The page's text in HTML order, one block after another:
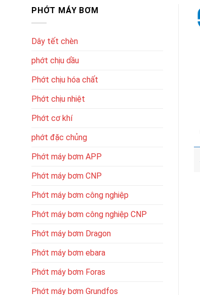
PHỚT MÁY BƠM
Dây tết chèn
phớt chịu dầu
Phớt chịu hóa chất
Phớt chịu nhiệt
Phớt cơ khí
phớt đặc chủng
Phớt máy bơm APP
Phớt máy bơm CNP
Phớt máy bơm công nghiệp
Phớt máy bơm công nghiệp CNP
Phớt máy bơm Dragon
Phớt máy bơm ebara
Phớt máy bơm Foras
Phớt máy bơm Grundfos